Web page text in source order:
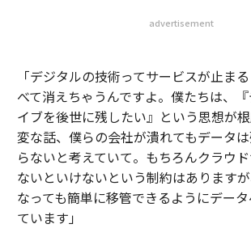
advertisement
「デジタルの技術ってサービスが止ま
べて消えちゃうんですよ。僕たちは、
イブを後世に残したい』という思想が根
変な話、僕らの会社が潰れてもデータ
らないと考えていて。もちろんクラウ
ないといけないという制約はあります
なっても簡単に移管できるようにデー
ています」